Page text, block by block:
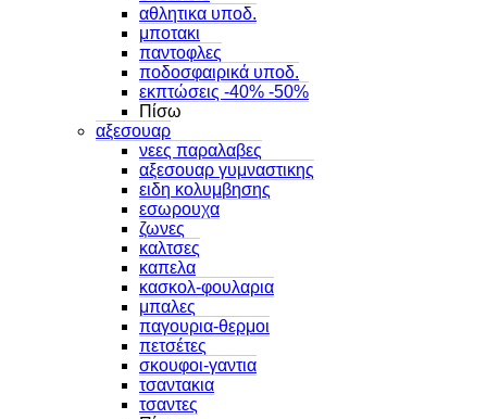
αθλητικα υποδ.
μποτακι
παντοφλες
ποδοσφαιρικά υποδ.
εκπτώσεις -40% -50%
Πίσω
αξεσουαρ
νεες παραλαβες
αξεσουαρ γυμναστικης
ειδη κολυμβησης
εσωρουχα
ζωνες
καλτσες
καπελα
κασκολ-φουλαρια
μπαλες
παγουρια-θερμοι
πετσέτες
σκουφοι-γαντια
τσαντακια
τσαντες